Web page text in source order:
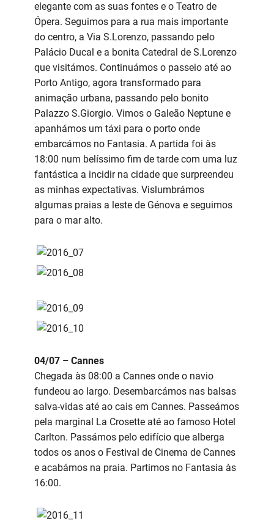
elegante com as suas fontes e o Teatro de
Ópera. Seguimos para a rua mais importante
do centro, a Via S.Lorenzo, passando pelo
Palácio Ducal e a bonita Catedral de S.Lorenzo
que visitámos. Continuámos o passeio até ao
Porto Antigo, agora transformado para
animação urbana, passando pelo bonito
Palazzo S.Giorgio. Vimos o Galeão Neptune e
apanhámos um táxi para o porto onde
embarcámos no Fantasia. A partida foi às
18:00 num belíssimo fim de tarde com uma luz
fantástica a incidir na cidade que surpreendeu
as minhas expectativas. Vislumbrámos
algumas praias a leste de Génova e seguimos
para o mar alto.
04/07 – Cannes
Chegada às 08:00 a Cannes onde o navio
fundeou ao largo. Desembarcámos nas balsas
salva-vidas até ao cais em Cannes. Passeámos
pela marginal La Crosette até ao famoso Hotel
Carlton. Passámos pelo edifício que alberga
todos os anos o Festival de Cinema de Cannes
e acabámos na praia. Partimos no Fantasia às
16:00.